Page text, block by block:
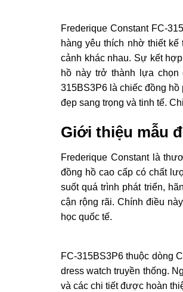
Frederique Constant FC-
hàng yêu thích nhờ thiết
cảnh khác nhau. Sự kết
hồ này trở thành lựa
315BS3P6 là chiếc đồng
đẹp sang trọng và tinh tế.
Giới thiệu mẫu
Frederique Constant là
đồng hồ cao cấp có chất
suốt quá trình phát triển,
cận rộng rãi. Chính điều
học quốc tế.
FC-315BS3P6 thuộc dòng
dress watch truyền thống.
và các chi tiết được hoàn